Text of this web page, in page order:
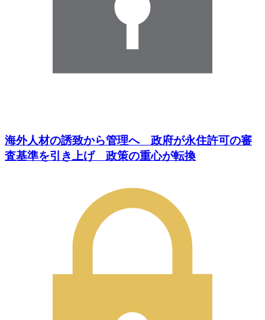
海外人材の誘致から管理へ 政府が永住許可の審
査基準を引き上げ 政策の重心が転換